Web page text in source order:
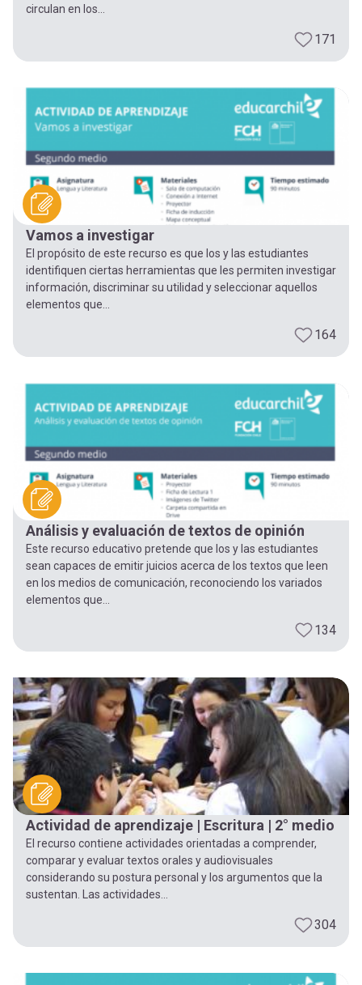
circulan en los...
171
Vamos a investigar
El propósito de este recurso es que los y las estudiantes
identifiquen ciertas herramientas que les permiten investigar
información, discriminar su utilidad y seleccionar aquellos
elementos que...
164
Análisis y evaluación de textos de opinión
Este recurso educativo pretende que los y las estudiantes
sean capaces de emitir juicios acerca de los textos que leen
en los medios de comunicación, reconociendo los variados
elementos que...
134
Actividad de aprendizaje | Escritura | 2° medio
El recurso contiene actividades orientadas a comprender,
comparar y evaluar textos orales y audiovisuales
considerando su postura personal y los argumentos que la
sustentan. Las actividades...
304